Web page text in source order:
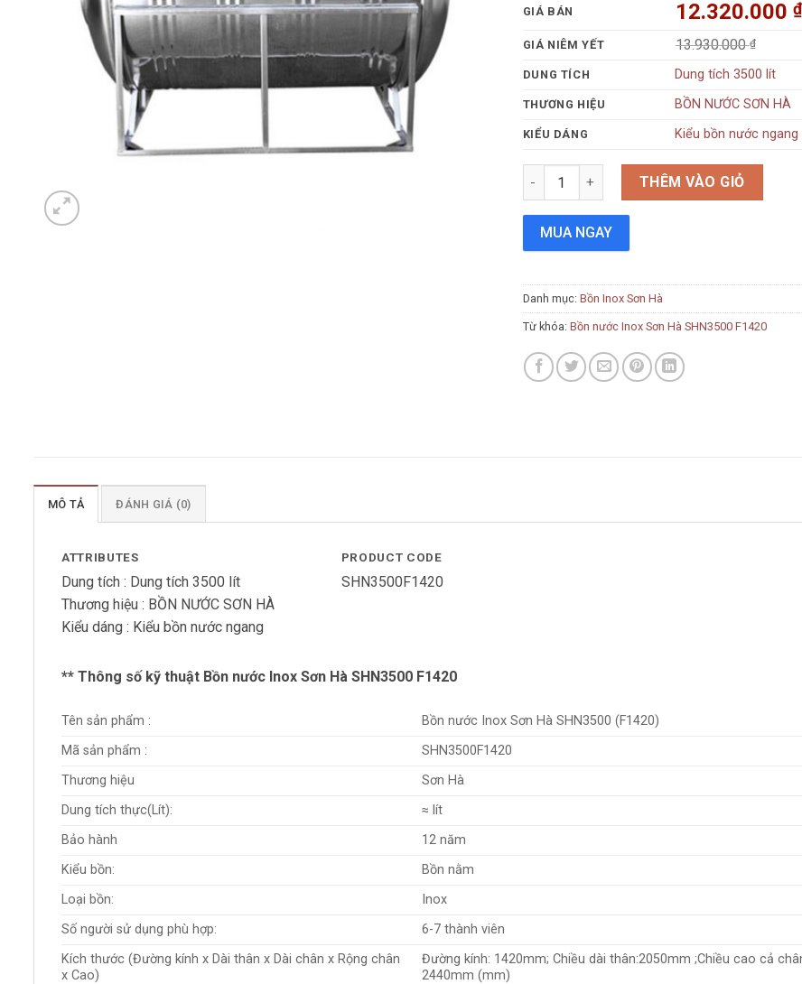
GIÁ BÁN 12.320.000 ₫
GIÁ NIÊM YẾT 13.930.000₫
DUNG TÍCH Dung tích 3500 lít
THƯƠNG HIỆU BỒN NƯỚC SƠN HÀ
KIỂU DÁNG Kiểu bồn nước ngang
Bồn nước Inox Sơn Hà SHN3500 F1420 số
THÊM VÀO GIỎ
MUA NGAY
Danh mục: Bồn Inox Sơn Hà
Từ khóa: Bồn nước Inox Sơn Hà SHN3500 F1420
MÔ TẢ ĐÁNH GIÁ (0)
ATTRIBUTES
Dung tích : Dung tích 3500 lít
Thương hiệu : BỒN NƯỚC SƠN HÀ
Kiểu dáng : Kiểu bồn nước ngang
PRODUCT CODE
SHN3500F1420
** Thông số kỹ thuật Bồn nước Inox Sơn Hà SHN3500 F1420
Tên sản phẩm :
Bồn nước Inox Sơn Hà SHN3500 (F1420)
Mã sản phẩm :
SHN3500F1420
Thương hiệu
Sơn Hà
Dung tích thực(Lít):
≈ lít
Bảo hành
12 năm
Kiểu bồn:
Bồn nằm
Loại bồn:
Inox
Số người sử dụng phù hợp:
6-7 thành viên
Kích thước (Đường kính x Dài thân x Dài chân x Rộng chân
x Cao)
Đường kính: 1420mm; Chiều dài thân:2050mm ;Chiều cao cả
2440mm (mm)